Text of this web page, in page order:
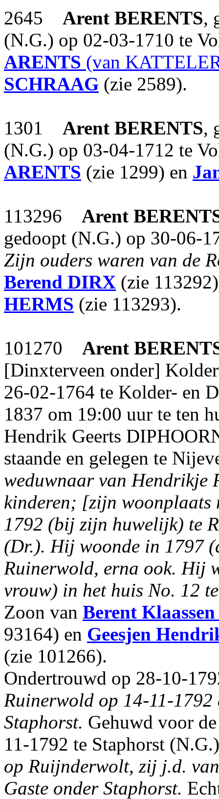
2645 Arent BERENTS,
(N.G.) op 02-03-1710 te
ARENTS (van
SCHRAAG (zie 2589).
1301 Arent BERENTS,
(N.G.) op 03-04-1712 te
ARENTS (zie 1299) en
113296 Arent
gedoopt (N.G.) op 30-06-
Zijn ouders waren van de
Berend DIRX (zie
HERMS (zie 113293).
101270 Arent
[Dinxterveen onder]
26-02-1764 te Kolder- en
1837 om 19:00 uur te ten
Hendrik Geerts
staande en gelegen te
weduwnaar van Hendrikje
kinderen; [zijn woonplaats
1792 (bij zijn huwelijk) te
(Dr.). Hij woonde in 1797
Ruinerwold, erna ook. Hij
vrouw) in het huis No. 12
Zoon van Berent Klaassen
93164) en Geesjen
(zie 101266).
Ondertrouwd op 28-10-
Ruinerwold op 14-11-
Staphorst. Gehuwd voor
11-1792 te Staphorst
op Ruijnderwolt, zij j.d.
Gaste onder Staphorst.